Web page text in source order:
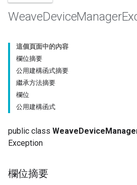
WeaveDeviceManager
這個頁面中的內容
欄位摘要
公用建構函式摘要
繼承方法摘要
欄位
公用建構函式
public class
Exception
欄位摘要